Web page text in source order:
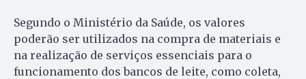
Segundo o Ministério da Saúde, os valores
poderão ser utilizados na compra de materiais e
na realização de serviços essenciais para o
funcionamento dos bancos de leite, como coleta,